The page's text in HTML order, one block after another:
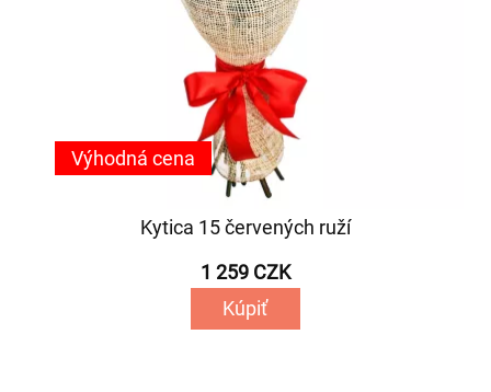
Kytica 15 červených ruží
1 259 CZK
Kúpiť
Výhodná cena